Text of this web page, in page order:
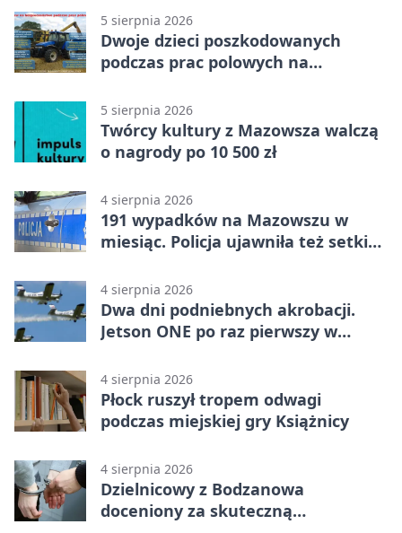
5 sierpnia 2026
Dwoje dzieci poszkodowanych
podczas prac polowych na
5 sierpnia 2026
Twórcy kultury z Mazowsza walczą
o nagrody po 10 500 zł
4 sierpnia 2026
191 wypadków na Mazowszu w
miesiąc. Policja ujawniła też setki
4 sierpnia 2026
Dwa dni podniebnych akrobacji.
Jetson ONE po raz pierwszy w
4 sierpnia 2026
Płock ruszył tropem odwagi
podczas miejskiej gry Książnicy
4 sierpnia 2026
Dzielnicowy z Bodzanowa
doceniony za skuteczną